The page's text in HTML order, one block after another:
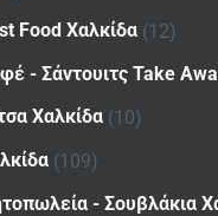
Food Χαλκίδα (12)
- Σάντουιτς Take
Χαλκίδα (10)
(109)
- Σουβλάκια